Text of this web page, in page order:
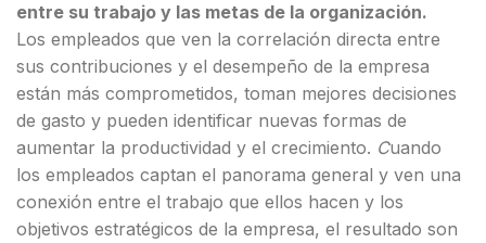
entre su trabajo y las metas de la organización.
Los empleados que ven la correlación directa entre
sus contribuciones y el desempeño de la empresa
están más comprometidos, toman mejores decisiones
de gasto y pueden identificar nuevas formas de
aumentar la productividad y el crecimiento. Cuando
los empleados captan el panorama general y ven una
conexión entre el trabajo que ellos hacen y los
objetivos estratégicos de la empresa, el resultado son